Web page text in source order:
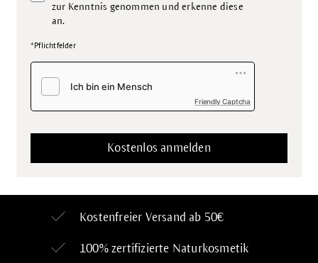
zur Kenntnis genommen und erkenne diese
an.
*Pflichtfelder
Friendly Captcha
Kostenfreier Versand ab 50€
100% zertifizierte Naturkosmetik